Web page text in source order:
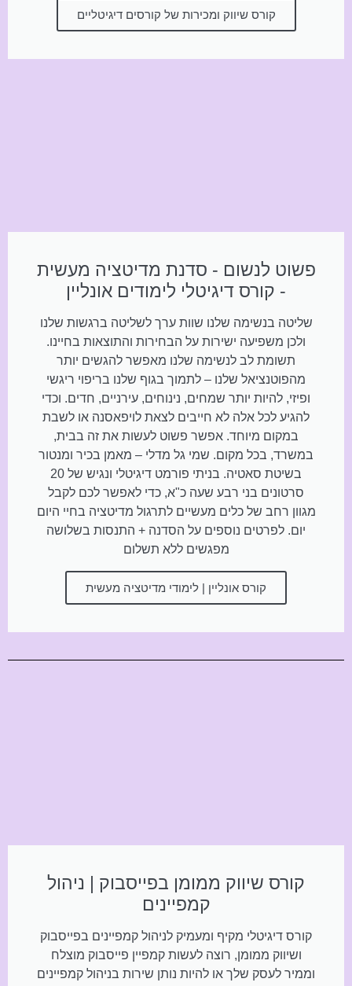
קורס שיווק ומכירות של קורסים דיגיטליים
פשוט לנשום - סדנת מדיטציה מעשית
- קורס דיגיטלי לימודים אונליין
שליטה בנשימה שלנו שוות ערך לשליטה ברגשות שלנו
ולכן משפיעה ישירות על הבחירות והתוצאות בחיינו.
תשומת לב לנשימה שלנו מאפשר להגשים יותר
מהפוטנציאל שלנו – לתמוך בגוף שלנו בריפוי ריגשי
ופיזי, להיות יותר שמחים, נינוחים, עירניים, חדים. וכדי
להגיע לכל אלה לא חייבים לצאת לויפאסנה או לשבת
במקום מיוחד. אפשר פשוט לעשות את זה בבית,
במשרד, בכל מקום. שמי גל מדלי – מאמן בכיר ומנטור
בשיטת סאטיה. בניתי פורמט דיגיטלי ונגיש של 20
סרטונים בני רבע שעה כ"א, כדי לאפשר לכם לקבל
מגוון רחב של כלים מעשיים לתרגול מדיטציה בחיי היום
יום. לפרטים נוספים על הסדנה + התנסות בשלושה
מפגשים ללא תשלום
קורס אונליין | לימודי מדיטציה מעשית
קורס שיווק ממומן בפייסבוק | ניהול
קמפיינים
קורס דיגיטלי מקיף ומעמיק לניהול קמפיינים בפייסבוק
ושיווק ממומן, רוצה לעשות קמפיין פייסבוק מוצלח
וממיר לעסק שלך או להיות נותן שירות בניהול קמפיינים